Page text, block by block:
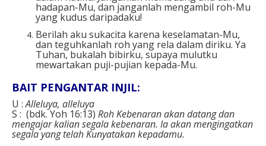
hadapan-Mu, dan janganlah mengambil roh-Mu
yang kudus daripadaku!
Berilah aku sukacita karena keselamatan-Mu,
dan teguhkanlah roh yang rela dalam diriku. Ya
Tuhan, bukalah bibirku, supaya mulutku
mewartakan puji-pujian kepada-Mu.
BAIT PENGANTAR INJIL:
U :Alleluya, alleluya
S : (bdk. Yoh 16:13) Roh Kebenaran akan datang dan
mengajar kalian segala kebenaran. Ia akan mengingatkan
segala yang telah Kunyatakan kepadamu.